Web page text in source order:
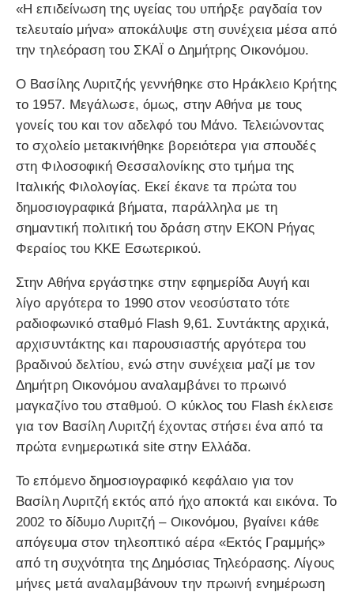
«Η επιδείνωση της υγείας του υπήρξε ραγδαία τον
τελευταίο μήνα» αποκάλυψε στη συνέχεια μέσα από
την τηλεόραση του ΣΚΑΪ ο Δημήτρης Οικονόμου.
Ο Βασίλης Λυριτζής γεννήθηκε στο Ηράκλειο Κρήτης
το 1957. Μεγάλωσε, όμως, στην Αθήνα με τους
γονείς του και τον αδελφό του Μάνο. Τελειώνοντας
το σχολείο μετακινήθηκε βορειότερα για σπουδές
στη Φιλοσοφική Θεσσαλονίκης στο τμήμα της
Ιταλικής Φιλολογίας. Εκεί έκανε τα πρώτα του
δημοσιογραφικά βήματα, παράλληλα με τη
σημαντική πολιτική του δράση στην ΕΚΟΝ Ρήγας
Φεραίος του ΚΚΕ Εσωτερικού.
Στην Αθήνα εργάστηκε στην εφημερίδα Αυγή και
λίγο αργότερα το 1990 στον νεοσύστατο τότε
ραδιοφωνικό σταθμό Flash 9,61. Συντάκτης αρχικά,
αρχισυντάκτης και παρουσιαστής αργότερα του
βραδινού δελτίου, ενώ στην συνέχεια μαζί με τον
Δημήτρη Οικονόμου αναλαμβάνει το πρωινό
μαγκαζίνο του σταθμού. Ο κύκλος του Flash έκλεισε
για τον Βασίλη Λυριτζή έχοντας στήσει ένα από τα
πρώτα ενημερωτικά site στην Ελλάδα.
Το επόμενο δημοσιογραφικό κεφάλαιο για τον
Βασίλη Λυριτζή εκτός από ήχο αποκτά και εικόνα. Το
2002 το δίδυμο Λυριτζή – Οικονόμου, βγαίνει κάθε
απόγευμα στον τηλεοπτικό αέρα «Εκτός Γραμμής»
από τη συχνότητα της Δημόσιας Τηλεόρασης. Λίγους
μήνες μετά αναλαμβάνουν την πρωινή ενημέρωση